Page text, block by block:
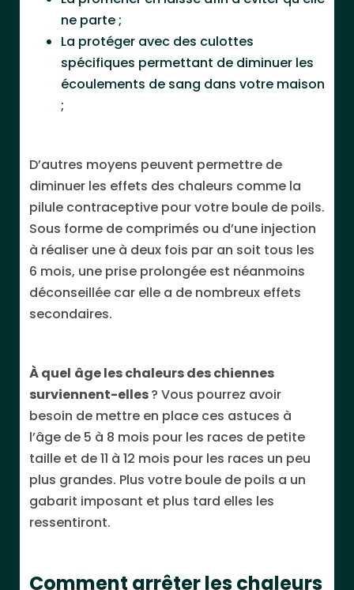
ne parte ;
La protéger avec des culottes
spécifiques permettant de diminuer les
écoulements de sang dans votre maison
;
D’autres moyens peuvent permettre de
diminuer les effets des chaleurs comme la
pilule contraceptive pour votre boule de poils.
Sous forme de comprimés ou d’une injection
à réaliser une à deux fois par an soit tous les
6 mois, une prise prolongée est néanmoins
déconseillée car elle a de nombreux effets
secondaires.
À quel âge les chaleurs des chiennes
surviennent-elles? Vous pourrez avoir
besoin de mettre en place ces astuces à
l’âge de 5 à 8 mois pour les races de petite
taille et de 11 à 12 mois pour les races un peu
plus grandes. Plus votre boule de poils a un
gabarit imposant et plus tard elles les
ressentiront.
Comment arrêter les chaleurs